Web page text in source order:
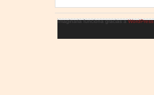
Imaginaria funciona gracias aWordPress